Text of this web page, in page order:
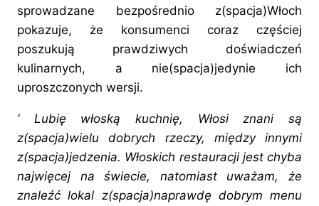
sprowadzane bezpośrednio z(spacja)Włoch
pokazuje, że konsumenci coraz częściej
poszukują prawdziwych doświadczeń
kulinarnych, a nie(spacja)jedynie ich
uproszczonych wersji.
’ Lubię włoską kuchnię, Włosi znani są
z(spacja)wielu dobrych rzeczy, między innymi
z(spacja)jedzenia. Włoskich restauracji jest chyba
najwięcej na świecie, natomiast uważam, że
znaleźć lokal z(spacja)naprawdę dobrym menu